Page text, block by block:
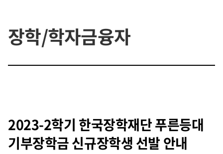
장학/학자금융자
2023-2학기 한국장학재단 푸른등대
기부장학금 신규장학생 선발 안내